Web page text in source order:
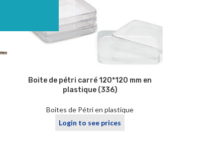
Boite de pétri carré 120*120 mm en
plastique (336)
Boites de Pétri en plastique
Login to see prices